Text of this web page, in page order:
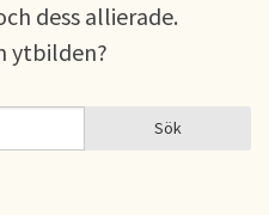
dess allierade.
ytbilden?
Sök